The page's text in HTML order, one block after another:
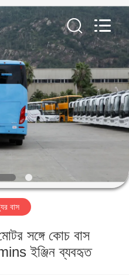
বাস
সঙ্গে কোচ বাস
ইঞ্জিন ব্যবহৃত